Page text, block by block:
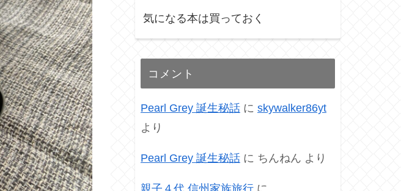
気になる本は買っておく
コメント
Pearl Grey 誕生秘話 に skywalker86yt
より
Pearl Grey 誕生秘話 に ちんねん より
親子４代 信州家族旅行 に